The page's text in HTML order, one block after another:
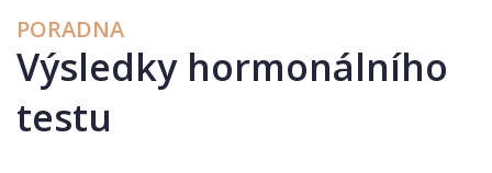
PORADNA
Výsledky hormonálního
testu